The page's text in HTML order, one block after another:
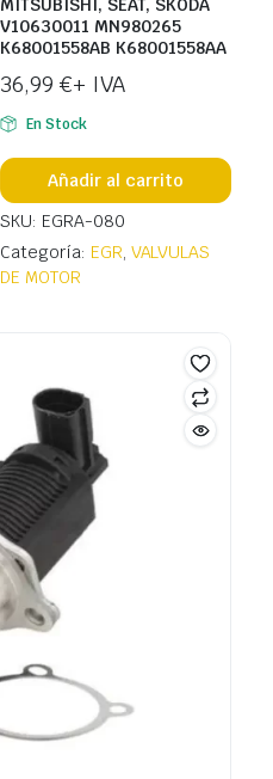
MITSUBISHI, SEAT, SKODA
V10630011 MN980265
K68001558AB K68001558AA
36,99 €+ IVA
En Stock
Añadir al carrito
SKU: EGRA-080
Categoría: EGR, VALVULAS
DE MOTOR